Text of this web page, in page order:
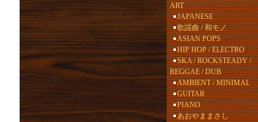
ART
JAPANESE
歌謡曲 / 和モノ
ASIAN POPS
HIP HOP / ELECTRO
SKA / ROCKSTEADY /
REGGAE / DUB
AMBIENT / MINIMAL
GUITAR
PIANO
あおやままさし